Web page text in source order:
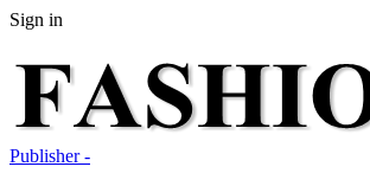
Sign in
Publisher -